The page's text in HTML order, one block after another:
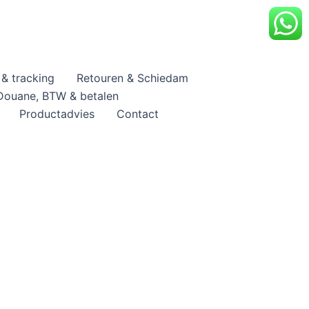
tracking
Retouren & Schiedam
BTW & betalen
Productadvies
Contact